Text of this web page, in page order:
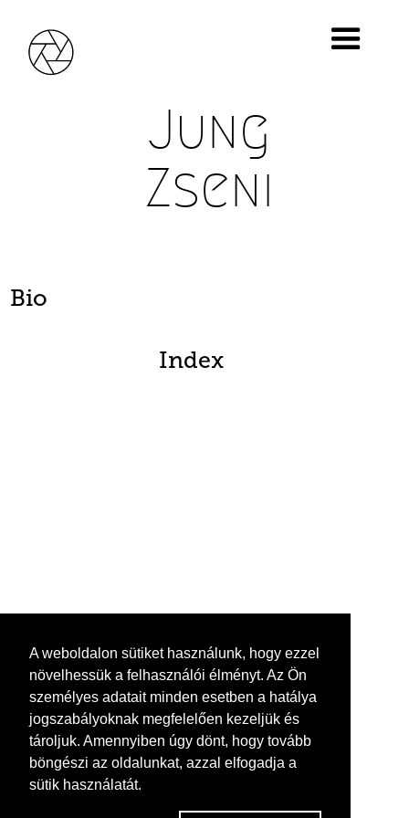
A weboldalon sütiket használunk, hogy ezzel
növelhessük a felhasználói élményt. Az Ön
személyes adatait minden esetben a hatálya
jogszabályoknak megfelelően kezeljük és
tároljuk. Amennyiben úgy dönt, hogy tovább
böngészi az oldalunkat, azzal elfogadja a
sütik használatát.
Jung
Zseni
Bio
Index